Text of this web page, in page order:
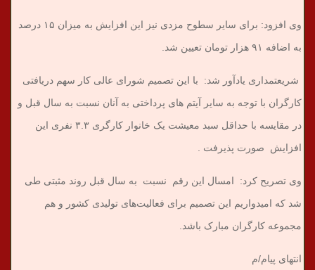
وی افزود: برای سایر سطوح مزدی نیز این افزایش به میزان ۱۵ درصد
به اضافه ۹۱ هزار تومان تعیین شد.
شریعتمداری یادآور شد: با این تصمیم شورای عالی کار سهم دریافتی
کارگران با توجه به سایر آیتم های پرداختی به آنان نسبت به سال قبل و
در مقایسه با حداقل سبد معیشت یک خانوار کارگری ۳.۳ نفری این
افزایش صورت پذیرفت .
وی تصریح کرد: امسال این رقم نسبت به سال قبل روند مثبتی طی
شد که امیدواریم این تصمیم برای فعالیت‌های تولیدی کشور و هم
مجموعه کارگران مبارک باشد.
انتهای پیام/م